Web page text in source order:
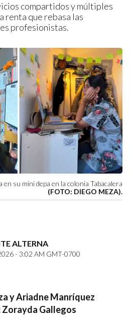
compartidos y múltiples
renta que rebasa las
profesionistas.
en su mini depa en la colonia Tabacalera
(FOTO: DIEGO MEZA).
ALTERNA
- 3:02 AM GMT-0700
y Ariadne Manríquez
Gallegos